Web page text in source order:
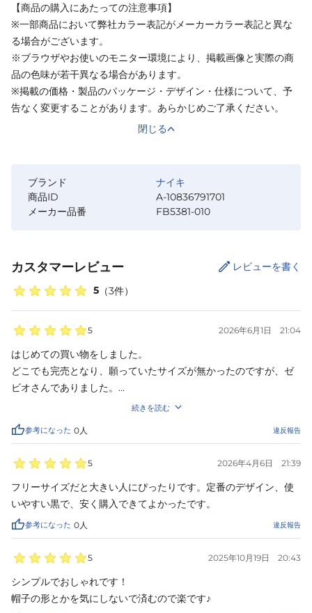
【商品の購入にあたっての注意事項】
※一部商品において弊社カラー表記がメーカーカラー表記と異な
る場合がございます。
※ブラウザやお使いのモニター環境により、掲載画像と実際の商
品の色味が若干異なる場合があります。
※掲載の価格・製品のパッケージ・デザイン・仕様について、予
告なく変更することがあります。あらかじめご了承ください。
閉じる
ブランド
ナイキ
商品ID
A-10836791701
メーカー品番
FB5381-010
カスタマーレビュー
5 （3件）
レビューを書く
5 2026年6月1日 21:04
はじめての買い物をしました。
どこでも完売となり、願っていたサイズが無かったのですが、ゼ
ビオさんでありました。
日差しが強くなり、今年はこのハットが欲しかったです。
購入後、即日発送していただき感謝しております。
早く届けたいという姿勢が、とても気持ちよかったです。
また使わせていただきます。
続きを読む
参考になった 0 人 違反報告
5 2026年4月6日 21:39
フリーサイズだと大きい人にぴったりです。定番のデザイン、使
いやすい黒で、安く購入できてよかったです。
参考になった 0 人 違反報告
5 2025年10月19日 20:43
シンプルでおしゃれです！
帽子の形とかを気にしないで済むので楽です♪